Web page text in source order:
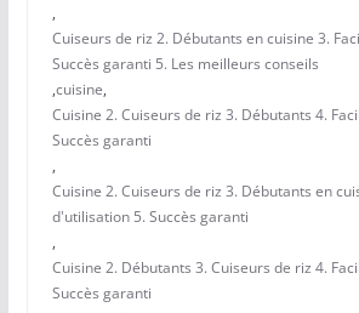
,
Cuiseurs de riz 2. Débutants en cuisine 3.
Succès garanti 5. Les meilleurs conseils
,cuisine,
Cuisine 2. Cuiseurs de riz 3. Débutants 4.
Succès garanti
,
Cuisine 2. Cuiseurs de riz 3. Débutants en
d'utilisation 5. Succès garanti
,
Cuisine 2. Débutants 3. Cuiseurs de riz 4.
Succès garanti